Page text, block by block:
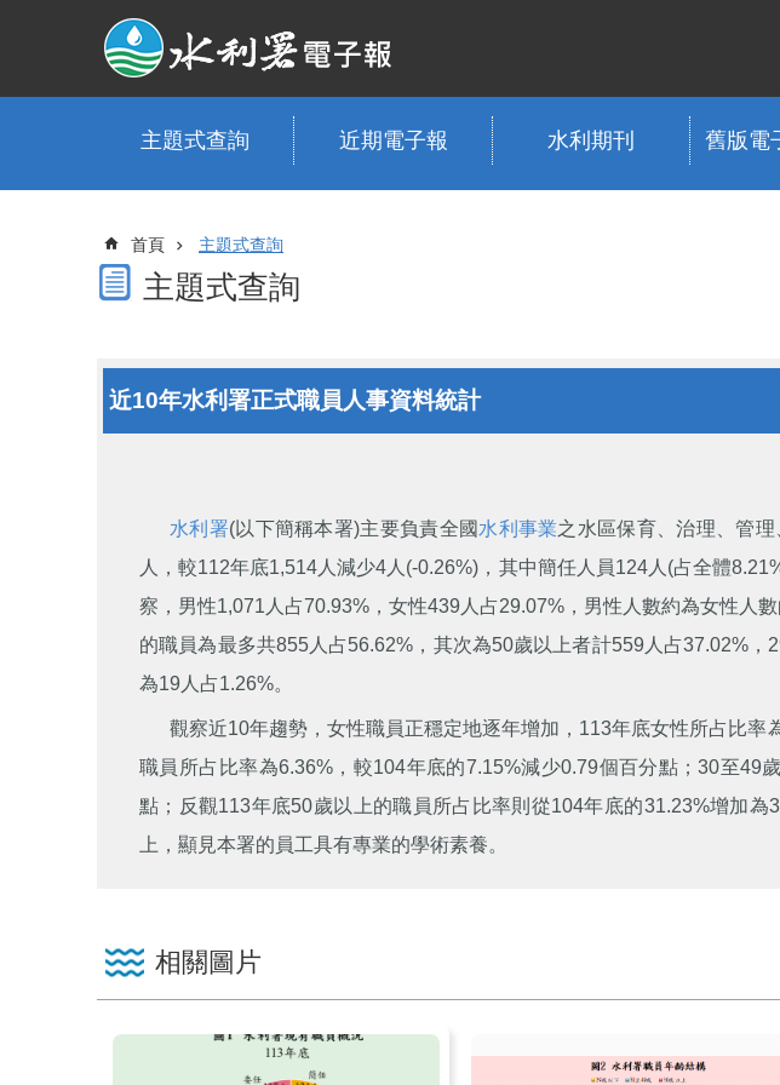
跳到主要內容區塊
主題式查詢 近期電子報 水利期刊 舊版電
首頁 主題式查詢
主題式查詢
近10年水利署正式職員人事資料統計
水利署(以下簡稱本署)主要負責全國 水利事業之水區保育、治理、管
人，較112年底1,514人減少4人(-0.26%)，其中簡任人員124人(占全體
察，男性1,071人占70.93%，女性439人占29.07%，男性人數約為女性人
的職員為最多共855人占56.62%，其次為50歲以上者計559人占37.02%
為19人占1.26%。
觀察近10年趨勢，女性職員正穩定地逐年增加，113年底女性所占比
職員所占比率為6.36%，較104年底的7.15%減少0.79個百分點；30至
點；反觀113年底50歲以上的職員所占比率則從104年底的31.23%增加
上，顯見本署的員工具有專業的學術素養。
相關圖片